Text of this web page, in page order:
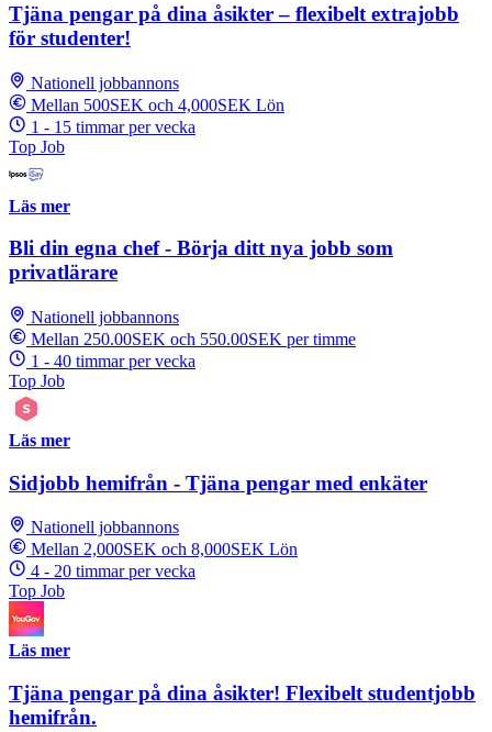
Tjäna pengar på dina åsikter – flexibelt extrajobb
för studenter!
Nationell jobbannons
Mellan 500SEK och 4,000SEK Lön
1 - 15 timmar per vecka
Top Job
Läs mer
Bli din egna chef - Börja ditt nya jobb som
privatlärare
Nationell jobbannons
Mellan 250.00SEK och 550.00SEK per timme
1 - 40 timmar per vecka
Top Job
Läs mer
Sidjobb hemifrån - Tjäna pengar med enkäter
Nationell jobbannons
Mellan 2,000SEK och 8,000SEK Lön
4 - 20 timmar per vecka
Top Job
Läs mer
Tjäna pengar på dina åsikter! Flexibelt studentjobb
hemifrån.